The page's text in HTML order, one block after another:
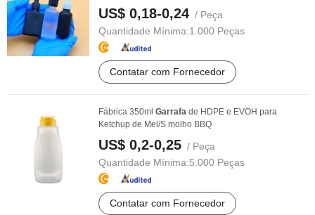
com ...
US$ 0,18-0,24 / Peça
Quantidade Mínima:1.000 Peças
Contatar com Fornecedor
Fábrica 350ml Garrafa de HDPE e EVOH para
Ketchup de Mel/S molho BBQ
US$ 0,2-0,25 / Peça
Quantidade Mínima:5.000 Peças
Contatar com Fornecedor